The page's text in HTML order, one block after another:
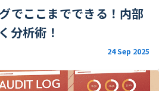
ここまでできる！内部
分析術！
24 Sep 2025